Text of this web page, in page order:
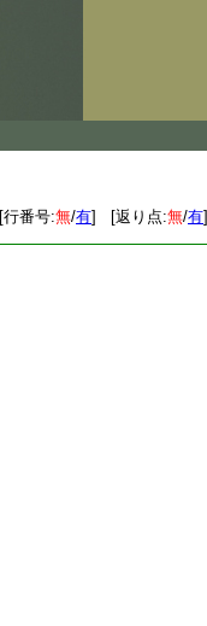
[行番号:無/有] [返り点:無/有]